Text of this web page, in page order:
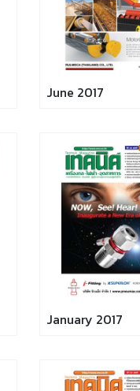
June 2017
January 2017